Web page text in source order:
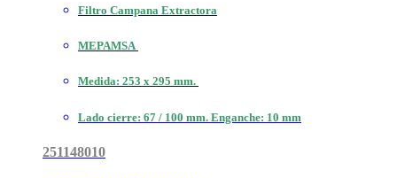
Filtro Campana Extractora
MEPAMSA
Medida: 253 x 295 mm.
Lado cierre: 67 / 100 mm. Enganche: 10 mm
251148010